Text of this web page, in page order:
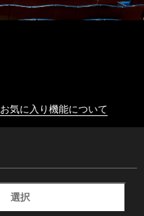
お気に入り機能について
選択